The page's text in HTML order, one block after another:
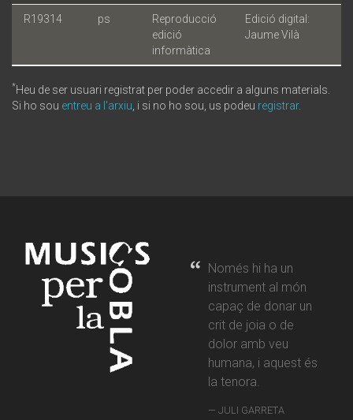
R19314 ps
Reproducció
edició
informàtica
Edició digital:
Jaume Vilà
*Heu de ser usuari registrat per poder accedir a alguns materials.
Si ho sou entreu a l'arxiu , i si no ho sou, us podeu registrar.
Només hi ha un
instrument al món
capaç de donar un
crit de joia o de
dolor amb veu
humana, i aquest és
la tenora.
JULI GARRETA